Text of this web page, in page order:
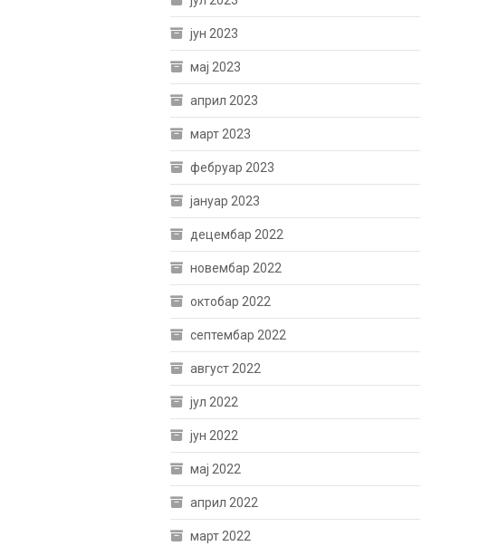
јун 2023
мај 2023
април 2023
март 2023
фебруар 2023
јануар 2023
децембар 2022
новембар 2022
октобар 2022
септембар 2022
август 2022
јул 2022
јун 2022
мај 2022
април 2022
март 2022